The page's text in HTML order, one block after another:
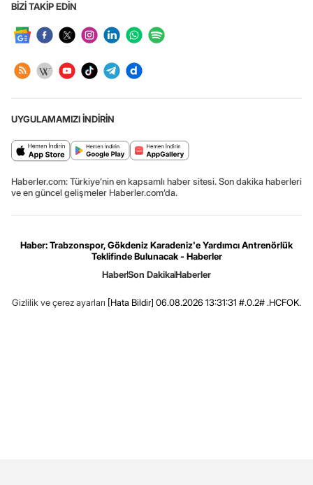
BİZİ TAKİP EDİN
UYGULAMAMIZI İNDİRİN
Haberler.com: Türkiye’nin en kapsamlı haber sitesi. Son dakika haberleri
ve en güncel gelişmeler Haberler.com’da.
Haber: Trabzonspor, Gökdeniz Karadeniz'e Yardımcı Antrenörlük
Teklifinde Bulunacak - Haberler
HaberSon DakikaHaberler
Gizlilik ve çerez ayarları [Hata Bildir] 06.08.2026 13:31:31 #.0.2# .HCFOK.